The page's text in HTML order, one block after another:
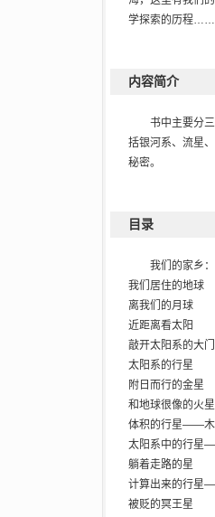
学探索的历程……
内容简介
书中主要分
括银河系、流星
秘密。
目录
我们的家乡
我们居住的地球
离我们的月球
近距离看太阳
敲开太阳系的大门
太阳系的行星
附日而行的金星
和地球很像的火星
体积的行星——木
太阳系中的行星
躺着走路的星
计算出来的行星
被贬的冥王星